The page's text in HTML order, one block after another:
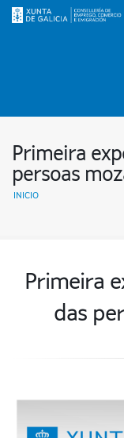
Primeira
persoas
INICIO
Primeira
das